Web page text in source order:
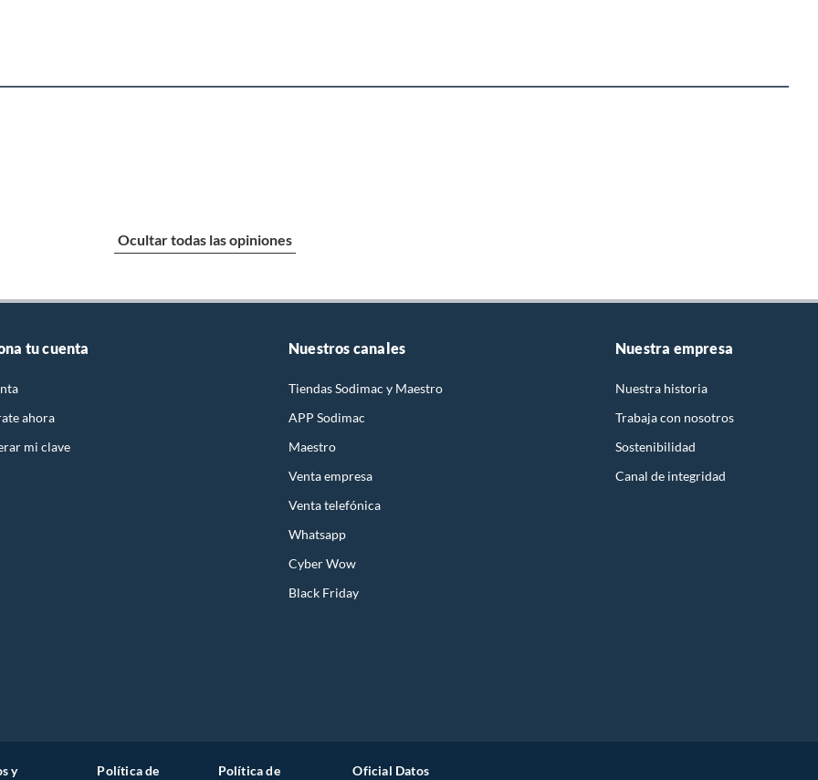
Ocultar todas las opiniones
tu cuenta
ahora
mi clave
Nuestros canales
Tiendas Sodimac y Maestro
APP Sodimac
Maestro
Venta empresa
Venta telefónica
Whatsapp
Cyber Wow
Black Friday
Nuestra empresa
Nuestra historia
Trabaja con nosotros
Sostenibilidad
Canal de integridad
y
Política de
Política de
Oficial Datos